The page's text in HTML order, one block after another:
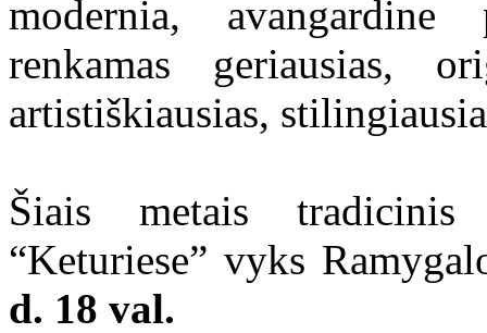
modernia, avangardine
renkamas geriausias,
artistiškiausias,
Šiais metais
“Keturiese” vyks
d. 18 val.